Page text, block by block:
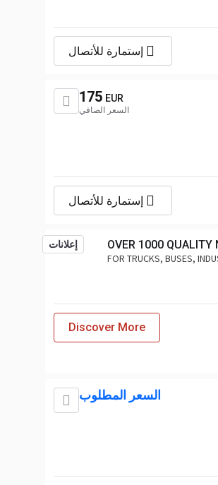
إستمارة للأتصال
175 EUR
السعر الصافي
إستمارة للأتصال
إعلانات OVER 1000 QUALITY
FOR TRUCKS, BUSES,
Discover More
السعر المطلوب